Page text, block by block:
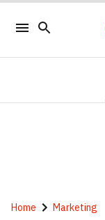
Home Marketing